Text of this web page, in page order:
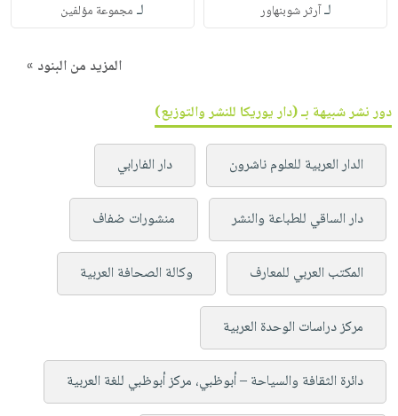
لـآرثر شوبنهاور لـ مجموعة مؤلفين
المزيد من البنود »
دور نشر شبيهة بـ (دار يوريكا للنشر والتوزيع)
الدار العربية للعلوم ناشرون دار الفارابي
دار الساقي للطباعة والنشر منشورات ضفاف
المكتب العربي للمعارف وكالة الصحافة العربية
مركز دراسات الوحدة العربية
دائرة الثقافة والسياحة – أبوظبي، مركز أبوظبي للغة العربية